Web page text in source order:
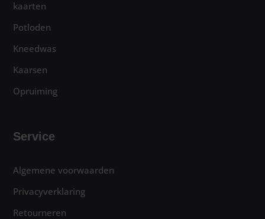
kaarten
Potloden
Kneedwas
Kaarsen
Opruiming
Service
Algemene voorwaarden
Privacyverklaring
Retourneren